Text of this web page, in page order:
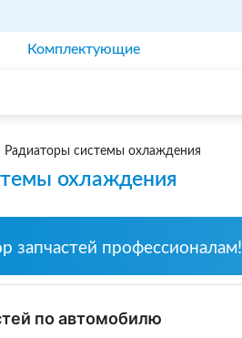
Комплектующие
Радиаторы системы охлаждения
охлаждения
запчастей профессионалам!
по автомобилю